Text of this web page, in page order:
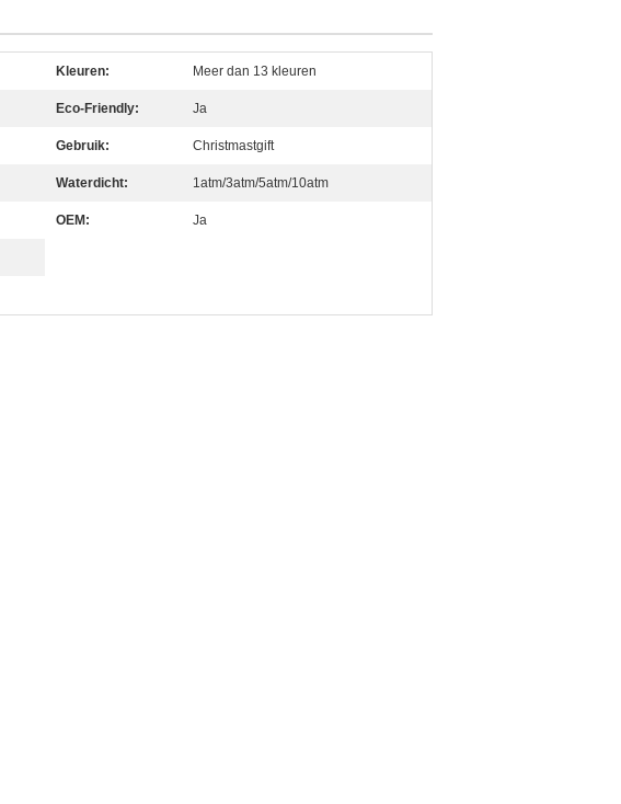
Kleuren: Meer dan 13 kleuren
Eco-Friendly: Ja
Gebruik: Christmastgift
Waterdicht: 1atm/3atm/5atm/10atm
OEM: Ja